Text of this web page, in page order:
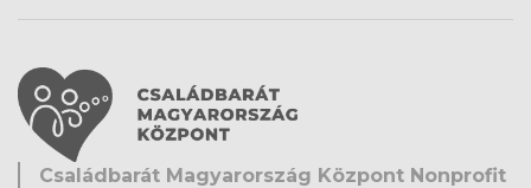
Családbarát Magyarország Központ Nonprofit